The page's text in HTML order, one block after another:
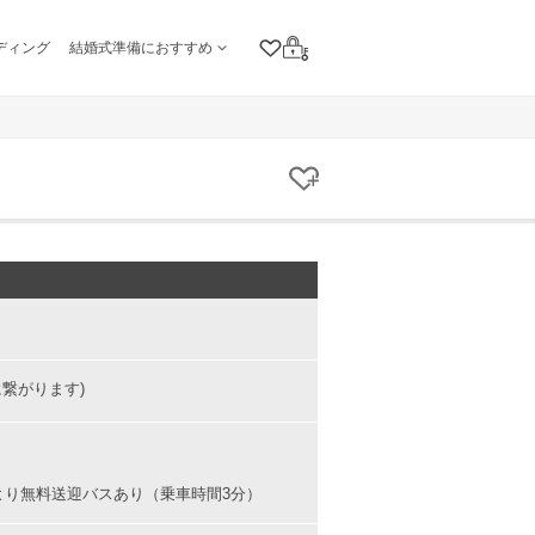
ィング 結婚式準備におすすめ
クリップリスト
ログイン
クリップする
がります)
無料送迎バスあり（乗車時間3分）